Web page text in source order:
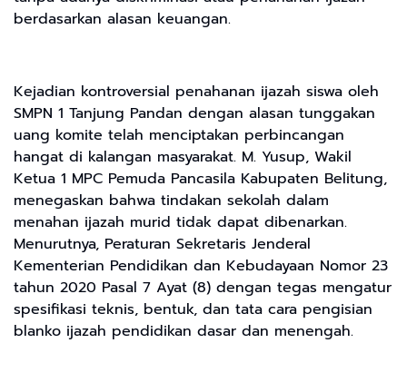
berdasarkan alasan keuangan.
Kejadian kontroversial penahanan ijazah siswa oleh
SMPN 1 Tanjung Pandan dengan alasan tunggakan
uang komite telah menciptakan perbincangan
hangat di kalangan masyarakat. M. Yusup, Wakil
Ketua 1 MPC Pemuda Pancasila Kabupaten Belitung,
menegaskan bahwa tindakan sekolah dalam
menahan ijazah murid tidak dapat dibenarkan.
Menurutnya, Peraturan Sekretaris Jenderal
Kementerian Pendidikan dan Kebudayaan Nomor 23
tahun 2020 Pasal 7 Ayat (8) dengan tegas mengatur
spesifikasi teknis, bentuk, dan tata cara pengisian
blanko ijazah pendidikan dasar dan menengah.